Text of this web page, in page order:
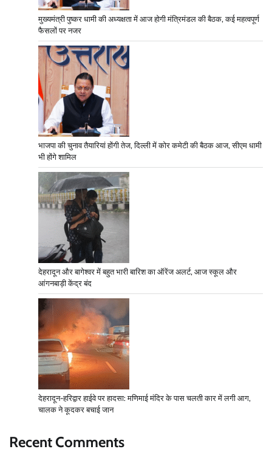
मुख्यमंत्री पुष्कर धामी की अध्यक्षता में आज होगी मंत्रिमंडल की बैठक, कई महत्वपूर्ण
फैसलों पर नजर
भाजपा की चुनाव तैयारियां होंगी तेज, दिल्ली में कोर कमेटी की बैठक आज, सीएम धामी
भी होंगे शामिल
देहरादून और बागेश्वर में बहुत भारी बारिश का ऑरेंज अलर्ट, आज स्कूल और
आंगनबाड़ी केंद्र बंद
देहरादून-हरिद्वार हाईवे पर हादसा: मणिमाई मंदिर के पास चलती कार में लगी आग,
चालक ने कूदकर बचाई जान
Recent Comments